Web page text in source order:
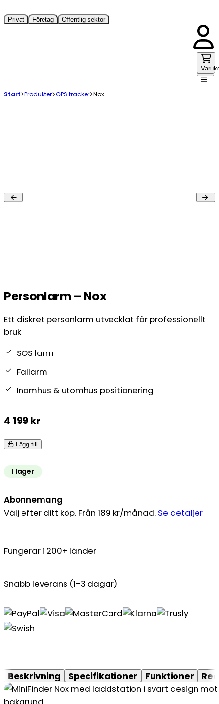
Privat Företag Offentlig sektor
Start Produkter GPS tracker Nox
Personlarm – Nox
Ett diskret personlarm utvecklat för professionellt
bruk.
SOS larm
Fallarm
Inomhus & utomhus positionering
4 199kr
Lägg till
I lager
Abonnemang
Välj efter ditt köp. Från 189 kr/månad. Se detaljer
Fungerar i 200+ länder
Snabb leverans (1-3 dagar)
Beskrivning Specifikationer Funktioner